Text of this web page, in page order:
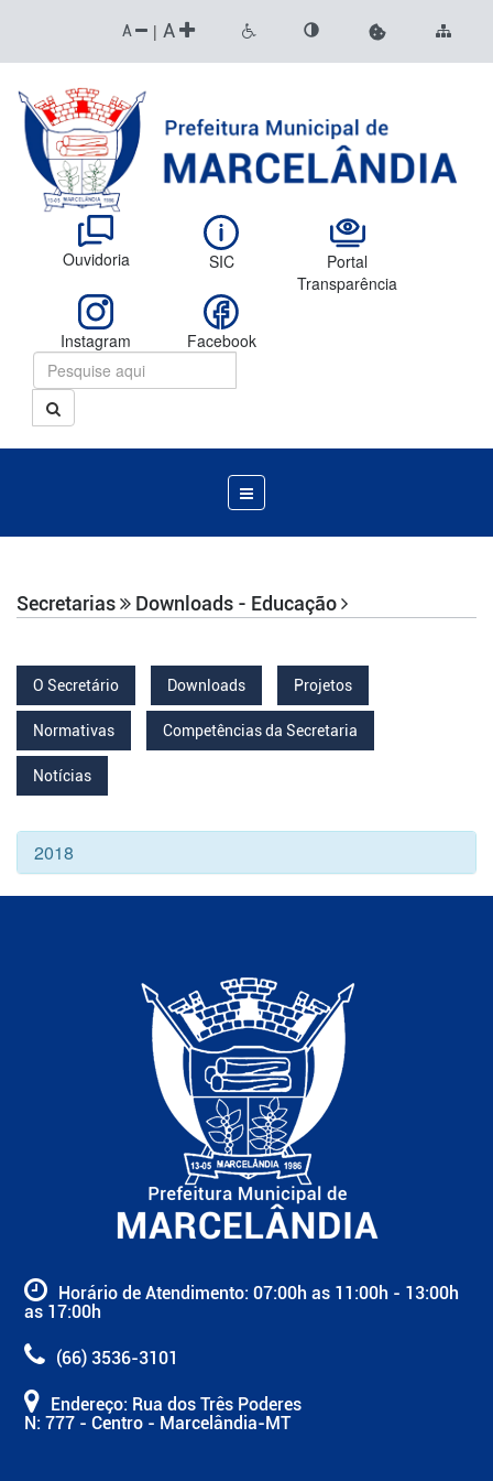
A | A
Ouvidoria SIC
Portal
Transparência
Instagram Facebook
Menu
de
Navegação
Secretarias Downloads - Educação
O Secretário Downloads Projetos
Normativas Competências da Secretaria
Notícias
2018
Horário de Atendimento: 07:00h as 11:00h - 13:00h
as 17:00h
(66) 3536-3101
Endereço: Rua dos Três Poderes
N: 777 - Centro - Marcelândia-MT